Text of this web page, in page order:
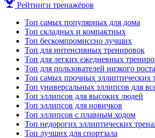
Рейтинги тренажёров
Топ самых популярных для дома
Топ складных и компактных
Топ бескомпромиссно лучших
Топ для интенсивных тренировок
Топ для легких ежедневных
Топ для пользователей низкого роста
Топ самых прочных эллиптических
Топ универсальных эллипсов для
Топ эллипсов для высоких людей
Топ эллипсов для новичков
Топ эллипсов с плавным ходом
Топ недорогих эллиптических
Топ лучших для спортзала